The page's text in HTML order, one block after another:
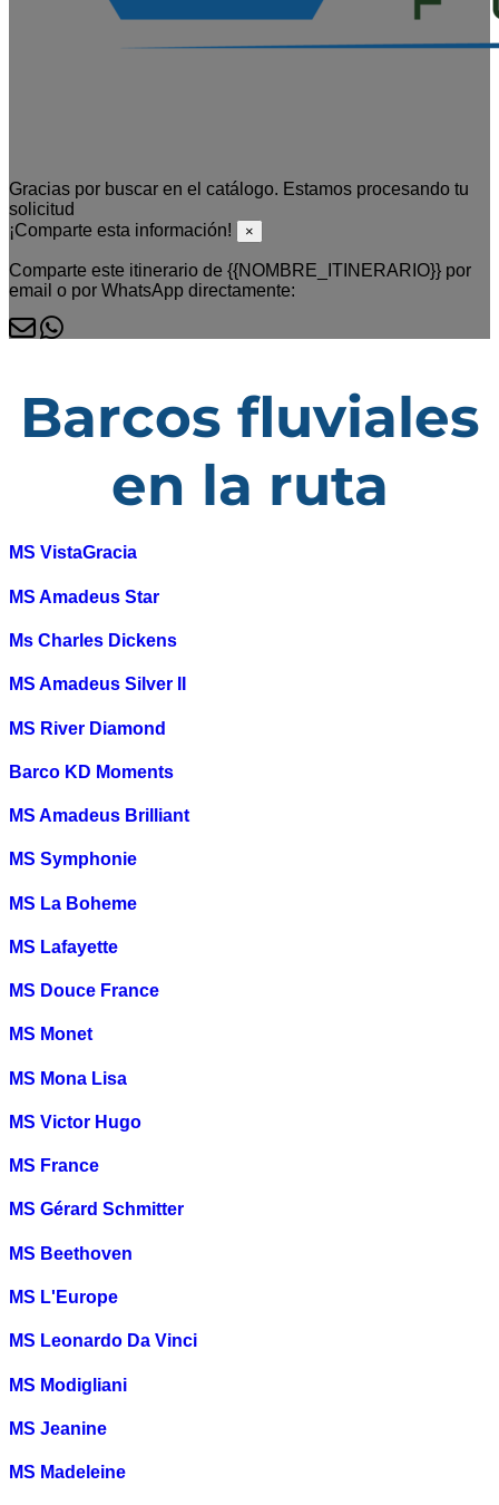
Gracias por buscar en el catálogo. Estamos procesando tu
solicitud
¡Comparte esta información!
×
Comparte este itinerario de {{NOMBRE_ITINERARIO}} por
email o por WhatsApp directamente:
Barcos fluviales
en la ruta
MS VistaGracia
MS Amadeus Star
Ms Charles Dickens
MS Amadeus Silver II
MS River Diamond
Barco KD Moments
MS Amadeus Brilliant
MS Symphonie
MS La Boheme
MS Lafayette
MS Douce France
MS Monet
MS Mona Lisa
MS Victor Hugo
MS France
MS Gérard Schmitter
MS Beethoven
MS L'Europe
MS Leonardo Da Vinci
MS Modigliani
MS Jeanine
MS Madeleine